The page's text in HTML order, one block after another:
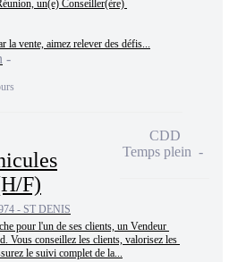
un(e) Conseiller(ère)
la vente, aimez relever des défis...
F)
- ST DENIS
pour l'un de ses clients, un Vendeur
Vous conseillez les clients, valorisez les
le suivi complet de la...
CDD
Temps plein